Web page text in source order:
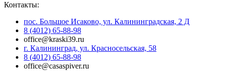
Контакты:
пос. Большое Исаково, ул. Калининградская, 2 Д
8 (4012) 65-88-98
office@kraski39.ru
г. Калининград, ул. Красносельская, 58
8 (4012) 65-88-98
office@casaspiver.ru